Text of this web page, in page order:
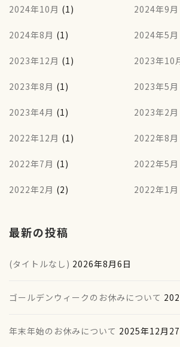
2024年10月 (1) 2024年9月
2024年8月 (1) 2024年5月
2023年12月 (1) 2023年10
2023年8月 (1) 2023年5月
2023年4月 (1) 2023年2月
2022年12月 (1) 2022年8月
2022年7月 (1) 2022年5月
2022年2月 (2) 2022年1月
最新の投稿
(タイトルなし) 2026年8月6日
ゴールデンウィークのお休みについて
年末年始のお休みについて 2025年12月